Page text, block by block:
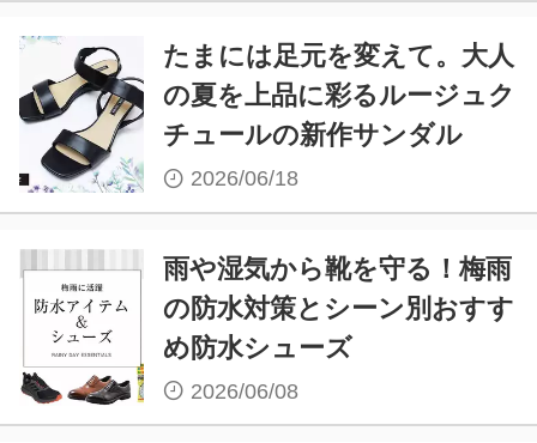
たまには足元を変えて。大人
の夏を上品に彩るルージュク
チュールの新作サンダル
2026/06/18
雨や湿気から靴を守る！梅雨
の防水対策とシーン別おすす
め防水シューズ
2026/06/08